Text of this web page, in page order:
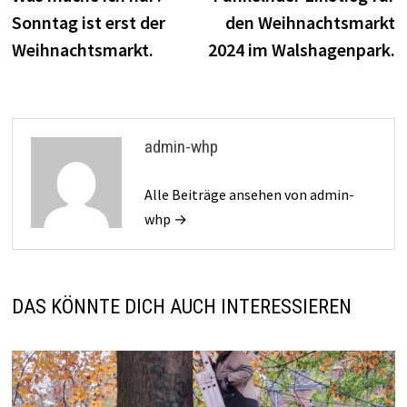
Sonntag ist erst der
Weihnachtsmarkt.
den Weihnachtsmarkt
2024 im Walshagenpark.
admin-whp
Alle Beiträge ansehen von admin-
whp →
DAS KÖNNTE DICH AUCH INTERESSIEREN